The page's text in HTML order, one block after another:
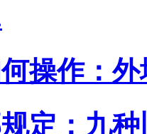
操作：
定：九